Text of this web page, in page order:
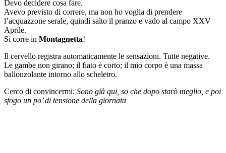
Devo decidere cosa fare.
Avevo previsto di correre, ma non ho voglia di prendere
l’acquazzone serale, quindi salto il pranzo e vado al campo XXV
Aprile.
Si corre in Montagnetta!
Il cervello registra automaticamente le sensazioni. Tutte negative.
Le gambe non girano; il fiato è corto; il mio corpo è una massa
ballonzolante intorno allo scheletro.
Cerco di convincermi: Sono già qui, so che dopo starò meglio, e poi
sfogo un po’ di tensione della giornata